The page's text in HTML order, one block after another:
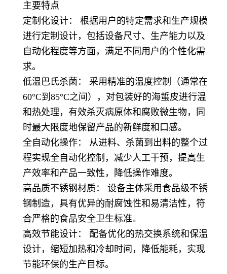
主要特点
定制化设计： 根据用户的特定需求和生产规模
进行定制设计，包括设备尺寸、生产能力以及
自动化程度等方面，满足不同用户的个性化需
求。
低温巴氏杀菌： 采用精准的温度控制（通常在
60°C到85°C之间），对包装好的海蜇皮进行温
和热处理，有效杀灭病原体和腐败微生物，同
时最大限度地保留产品的新鲜度和口感。
全自动化操作： 从进料、杀菌到出料的整个过
程实现全自动化控制，减少人工干预，提高生
产效率和产品一致性，降低操作难度。
高品质不锈钢材质： 设备主体采用食品级不锈
钢制造，具有优异的耐腐蚀性和易清洁性，符
合严格的食品安全卫生标准。
高效节能设计： 配备优化的热交换系统和保温
设计，缩短加热和冷却时间，降低能耗，实现
节能环保的生产目标。